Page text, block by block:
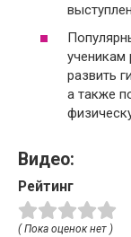
ученикам
развить
а также
Видео:
Рейтинг
( Пока оценок нет )